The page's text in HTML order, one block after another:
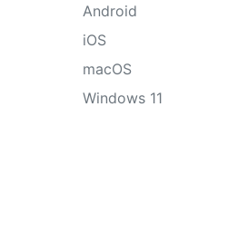
Android
iOS
macOS
Windows 11